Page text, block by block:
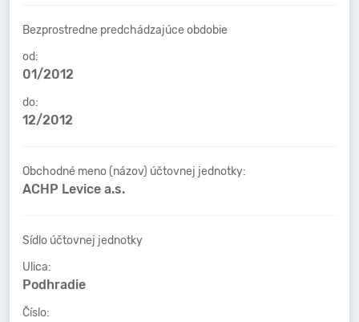
Bezprostredne predchádzajúce obdobie
od:
01/2012
do:
12/2012
Obchodné meno (názov) účtovnej jednotky:
ACHP Levice a.s.
Sídlo účtovnej jednotky
Ulica:
Podhradie
Číslo: